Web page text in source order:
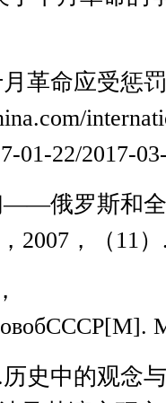
革命应受惩罚
01-22/2017-
——俄罗斯和
2007 ，（ 11）
[M].
历史中的观念